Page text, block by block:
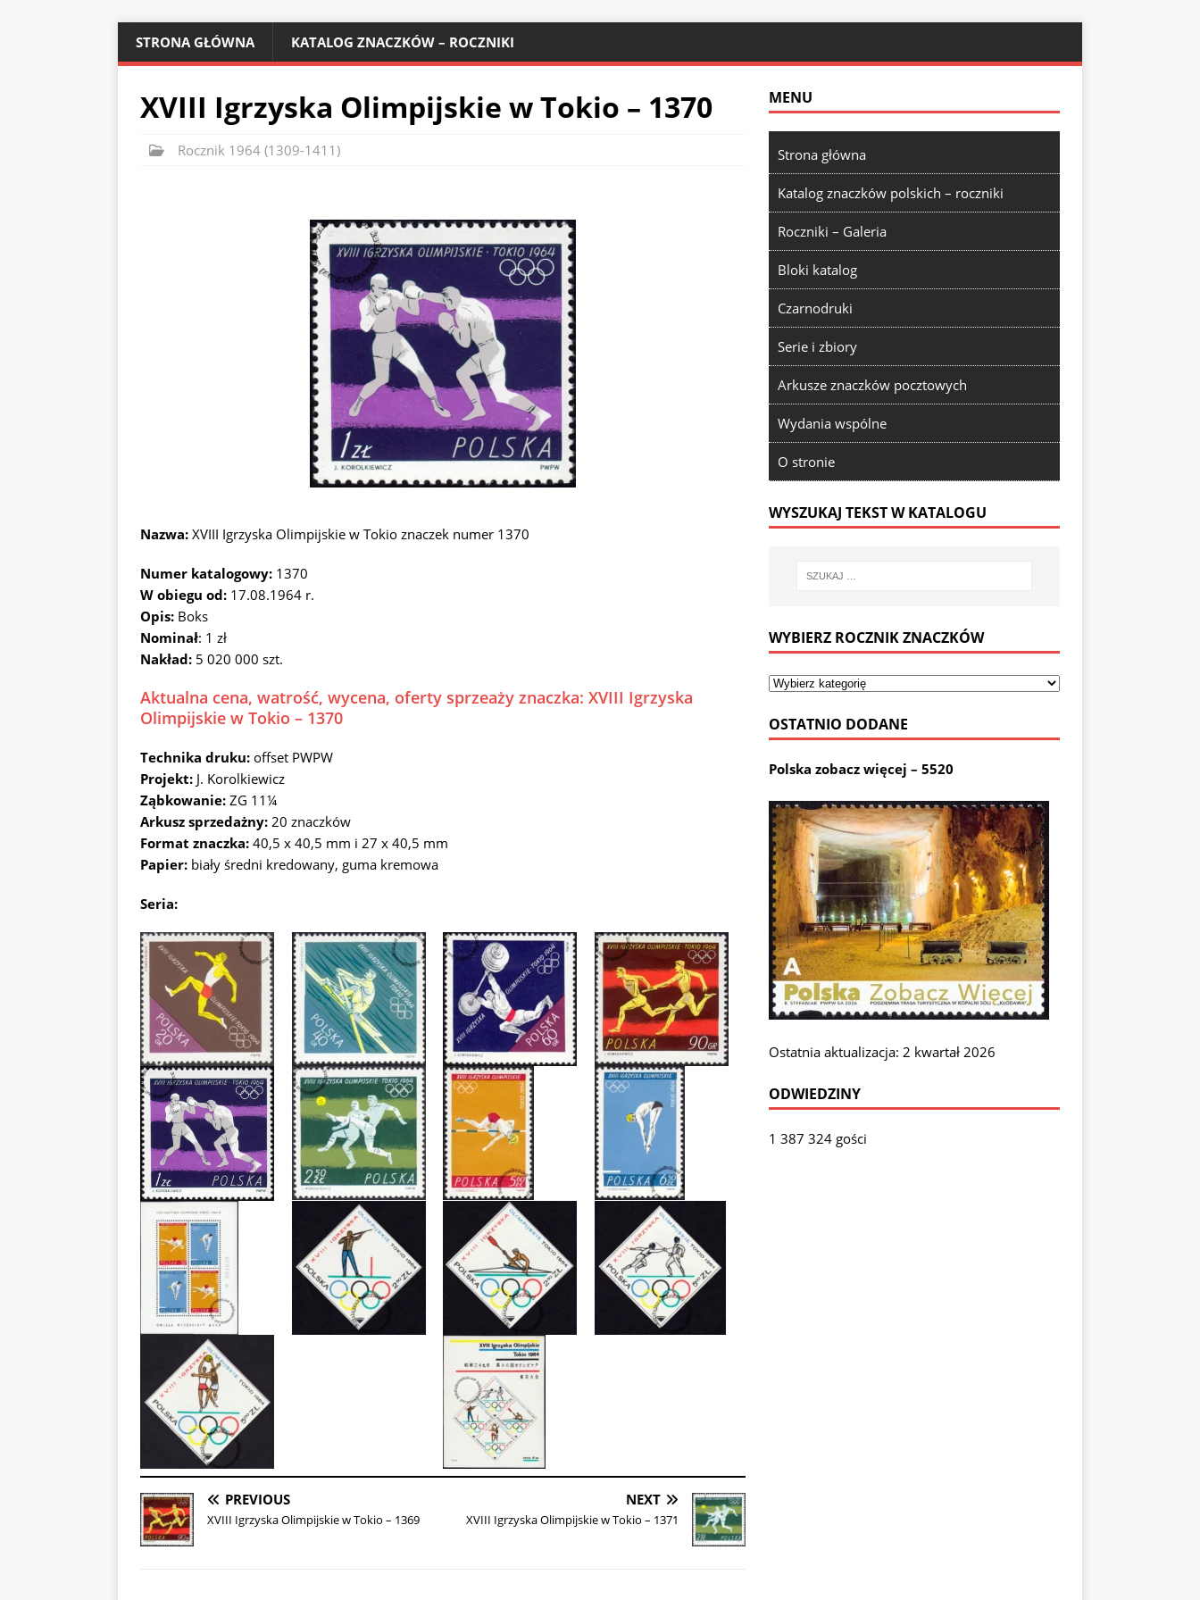
STRONA GŁÓWNA KATALOG ZNACZKÓW – ROCZNIKI
XVIII Igrzyska Olimpijskie w Tokio – 1370
Rocznik 1964 (1309-1411)
Nazwa: XVIII Igrzyska Olimpijskie w Tokio znaczek numer 1370
Numer katalogowy: 1370
W obiegu od: 17.08.1964 r.
Opis: Boks
Nominał: 1 zł
Nakład: 5 020 000 szt.
Aktualna cena, watrość, wycena, oferty sprzeaży znaczka: XVIII Igrzyska
Olimpijskie w Tokio – 1370
Technika druku: offset PWPW
Projekt: J. Korolkiewicz
Ząbkowanie: ZG 11¼
Arkusz sprzedażny: 20 znaczków
Format znaczka: 40,5 x 40,5 mm i 27 x 40,5 mm
Papier: biały średni kredowany, guma kremowa
Seria:
PREVIOUS
XVIII Igrzyska Olimpijskie w Tokio – 1369
NEXT
XVIII Igrzyska Olimpijskie w Tokio – 1371
MENU
Strona główna
Katalog znaczków polskich – roczniki
Roczniki – Galeria
Bloki katalog
Czarnodruki
Serie i zbiory
Arkusze znaczków pocztowych
Wydania wspólne
O stronie
WYSZUKAJ TEKST W KATALOGU
WYBIERZ ROCZNIK ZNACZKÓW
OSTATNIO DODANE
Polska zobacz więcej – 5520
Ostatnia aktualizacja: 2 kwartał 2026
ODWIEDZINY
1 387 324 gości